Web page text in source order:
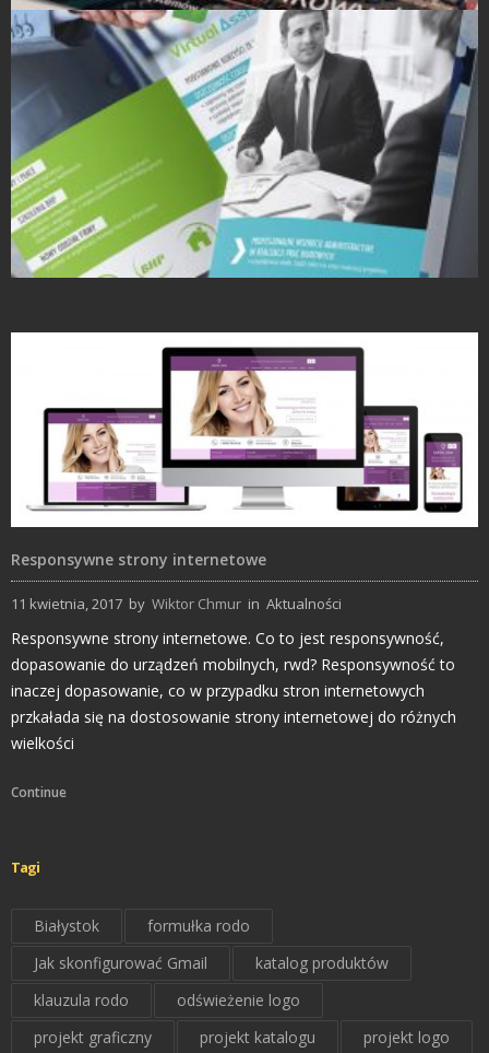
Strony Internetowe
Responsywne strony internetowe
11 kwietnia, 2017 by Wiktor Chmur in Aktualności
Responsywne strony internetowe. Co to jest responsywność,
dopasowanie do urządzeń mobilnych, rwd? Responsywność to
inaczej dopasowanie, co w przypadku stron internetowych
przkałada się na dostosowanie strony internetowej do różnych
wielkości
Continue
Tagi
Białystok
formułka rodo
Jak skonfigurować Gmail
katalog produktów
klauzula rodo
odświeżenie logo
projekt graficzny
projekt katalogu projekt logo